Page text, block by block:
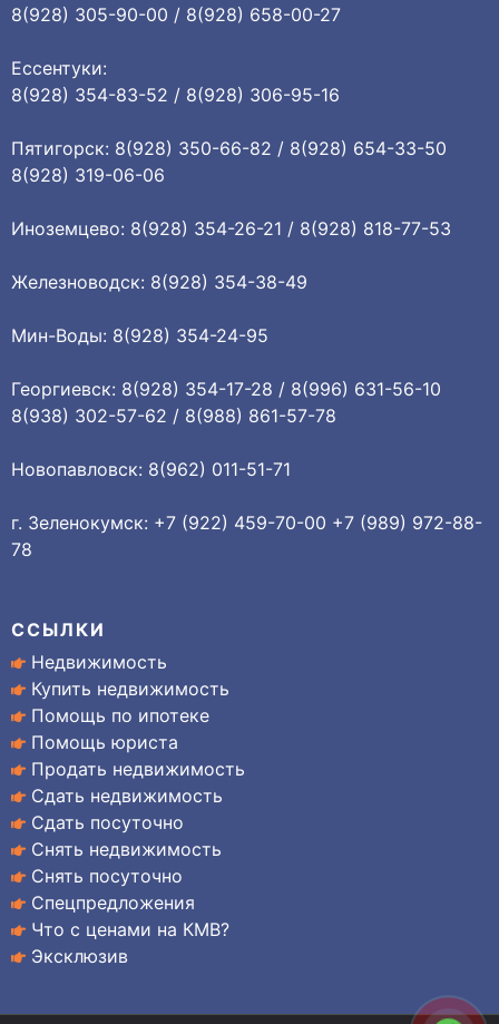
8(928) 305-90-00 / 8(928) 658-00-27
Ессентуки:
8(928) 354-83-52 / 8(928) 306-95-16
Пятигорск: 8(928) 350-66-82 / 8(928) 654-33-50
8(928) 319-06-06
Иноземцево: 8(928) 354-26-21 / 8(928) 818-77-53
Железноводск: 8(928) 354-38-49
Мин-Воды: 8(928) 354-24-95
Георгиевск: 8(928) 354-17-28 / 8(996) 631-56-10
8(938) 302-57-62 / 8(988) 861-57-78
Новопавловск: 8(962) 011-51-71
г. Зеленокумск: +7 (922) 459-70-00 +7 (989) 972-88-
78
ССЫЛКИ
Недвижимость
Купить недвижимость
Помощь по ипотеке
Помощь юриста
Продать недвижимость
Сдать недвижимость
Сдать посуточно
Снять недвижимость
Снять посуточно
Спецпредложения
Что с ценами на КМВ?
Эксклюзив